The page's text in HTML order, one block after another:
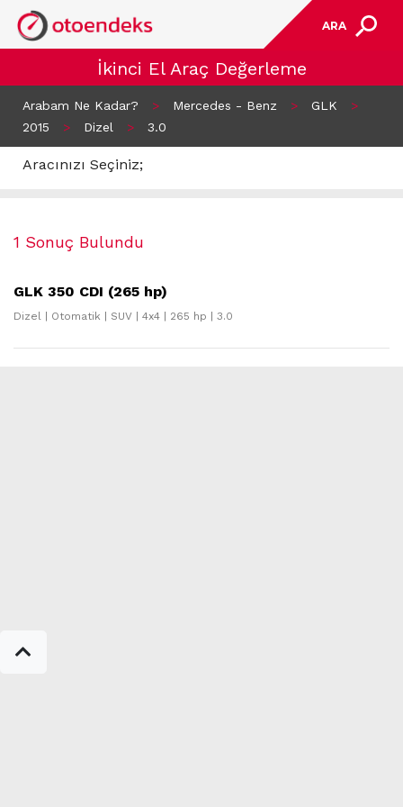
ARA
İkinci El Araç Değerleme
Arabam Ne Kadar? > Mercedes - Benz > GLK
>
2015
> Dizel > 3.0
Aracınızı Seçiniz;
1 Sonuç Bulundu
GLK 350 CDI (265 hp)
Dizel | Otomatik | SUV | 4x4 | 265 hp | 3.0